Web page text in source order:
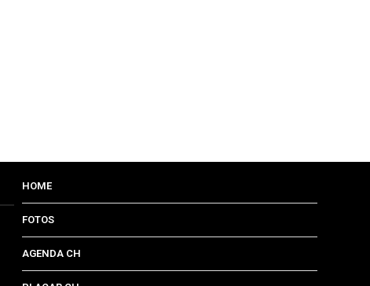
HOME
FOTOS
AGENDA CH